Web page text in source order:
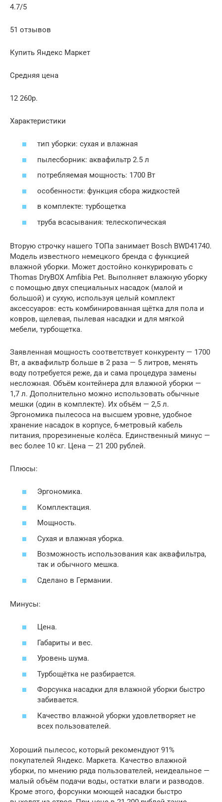
4.7/5
51 отзывов
Купить Яндекс Маркет
Средняя цена
12 260р.
Характеристики
тип уборки: сухая и влажная
пылесборник: аквафильтр 2.5 л
потребляемая мощность: 1700 Вт
особенности: функция сбора жидкостей
в комплекте: турбощетка
труба всасывания: телескопическая
Вторую строчку нашего ТОПа занимает Bosch BWD41740.
Модель известного немецкого бренда с функцией
влажной уборки. Может достойно конкурировать с
Thomas DryBOX Amfibia Pet. Выполняет влажную уборку
с помощью двух специальных насадок (малой и
большой) и сухую, используя целый комплект
аксессуаров: есть комбинированная щётка для пола и
ковров, щелевая, пылевая насадки и для мягкой
мебели, турбощетка.
Заявленная мощность соответствует конкуренту — 1700
Вт, а аквафильтр больше в 2 раза — 5 литров, менять
воду потребуется реже, да и сама процедура замены
несложная. Объём контейнера для влажной уборки —
1,7 л. Дополнительно можно использовать обычные
мешки (один в комплекте). Их объём — 2,5 л.
Эргономика пылесоса на высшем уровне, удобное
хранение насадок в корпусе, 6-метровый кабель
питания, прорезиненые колёса. Единственный минус —
вес более 10 кг. Цена — 21 200 рублей.
Плюсы:
Эргономика.
Комплектация.
Мощность.
Сухая и влажная уборка.
Возможность использования как аквафильтра,
так и обычного мешка.
Сделано в Германии.
Минусы:
Цена.
Габариты и вес.
Уровень шума.
Турбощётка не разбирается.
Форсунка насадки для влажной уборки быстро
забивается.
Качество влажной уборки удовлетворяет не
всех пользователей.
Хороший пылесос, который рекомендуют 91%
покупателей Яндекс. Маркета. Качество влажной
уборки, по мнению ряда пользователей, неидеальное —
малый объём подачи воды, остатки влаги и разводов.
Кроме этого, форсунки моющей насадки быстро